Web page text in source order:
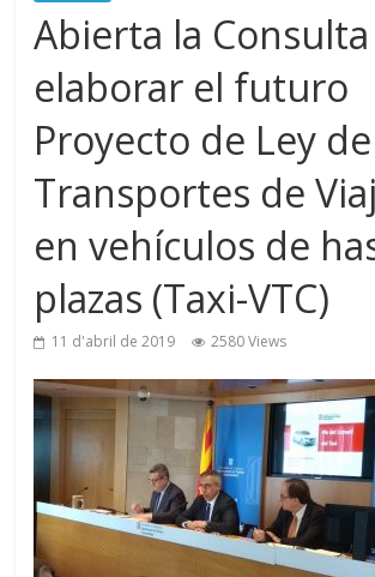
Abierta la
elaborar el futuro
Proyecto de Ley de
Transportes de
en vehículos de
plazas (Taxi-VTC)
11 d'abril de 2019 2580 Views